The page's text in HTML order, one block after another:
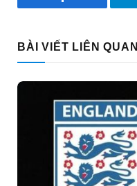
Facebook
BÀI VIẾT LIÊN QUAN